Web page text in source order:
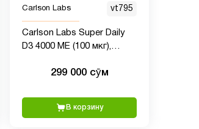
Carlson Labs vt795
Carlson Labs Super Daily
D3 4000 МЕ (100 мкг),
иммунитета, прочность
365 капель
299 000 сӯм
В корзину